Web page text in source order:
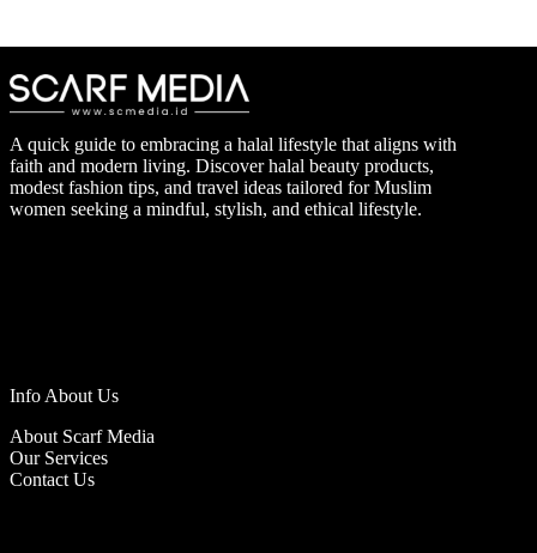
A quick guide to embracing a halal lifestyle that aligns with
faith and modern living. Discover halal beauty products,
modest fashion tips, and travel ideas tailored for Muslim
women seeking a mindful, stylish, and ethical lifestyle.
Info About Us
About Scarf Media
Our Services
Contact Us